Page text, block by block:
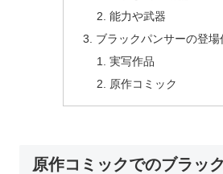
能力や武器
ブラックパンサーの登場
実写作品
原作コミック
原作コミックでのブラッ